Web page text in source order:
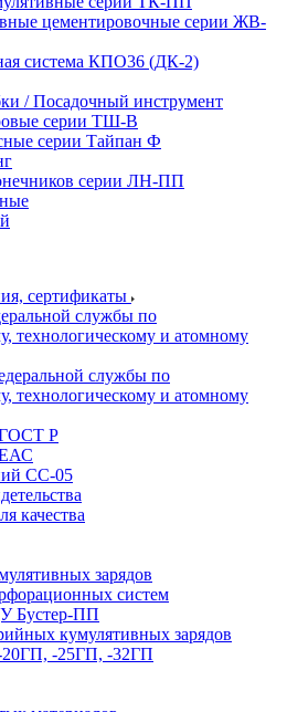
цементировочные серии ЖВ-
система КПО36 (ДК-2)
/ Посадочный инструмент
серии ТШ-В
серии Тайпан Ф
серии ЛН-ПП
сертификаты
службы по
технологическому и атомному
службы по
технологическому и атомному
Р
СС-05
качества
зарядов
систем
Бустер-ПП
кумулятивных зарядов
-25ГП, -32ГП